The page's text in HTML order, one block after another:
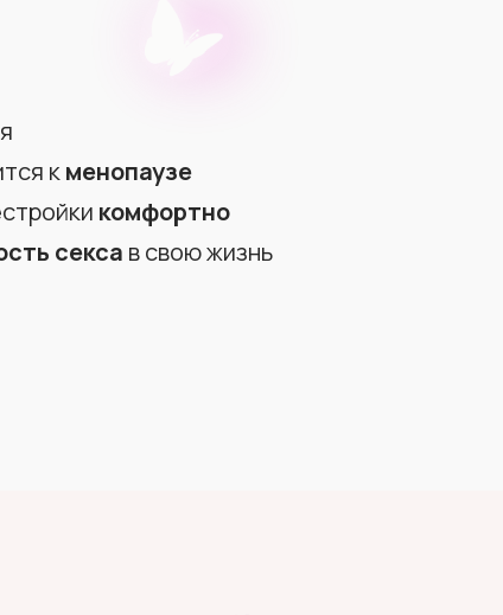
кменопаузе
комфортно
секса в свою жизнь